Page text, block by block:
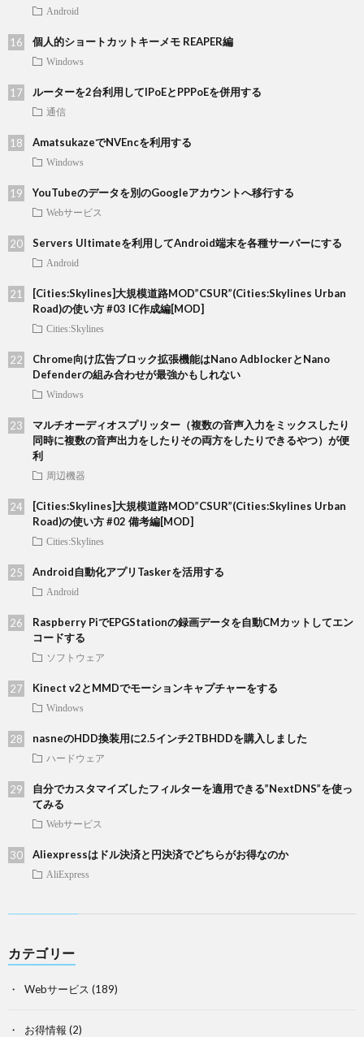
Android
個人的ショートカットキーメモ REAPER編
Windows
ルーターを2台利用してIPoEとPPPoEを併用する
通信
AmatsukazeでNVEncを利用する
Windows
YouTubeのデータを別のGoogleアカウントへ移行する
Webサービス
Servers Ultimateを利用してAndroid端末を各種サーバーにする
Android
[Cities:Skylines]大規模道路MOD”CSUR”(Cities:Skylines Urban
Road)の使い方 #03 IC作成編[MOD]
Cities:Skylines
Chrome向け広告ブロック拡張機能はNano AdblockerとNano
Defenderの組み合わせが最強かもしれない
Windows
マルチオーディオスプリッター（複数の音声入力をミックスしたり
同時に複数の音声出力をしたりその両方をしたりできるやつ）が便
利
周辺機器
[Cities:Skylines]大規模道路MOD”CSUR”(Cities:Skylines Urban
Road)の使い方 #02 備考編[MOD]
Cities:Skylines
Android自動化アプリTaskerを活用する
Android
Raspberry PiでEPGStationの録画データを自動CMカットしてエン
コードする
ソフトウェア
Kinect v2とMMDでモーションキャプチャーをする
Windows
nasneのHDD換装用に2.5インチ2TBHDDを購入しました
ハードウェア
自分でカスタマイズしたフィルターを適用できる”NextDNS”を使っ
てみる
Webサービス
Aliexpressはドル決済と円決済でどちらがお得なのか
AliExpress
カテゴリー
Webサービス (189)
お得情報 (2)